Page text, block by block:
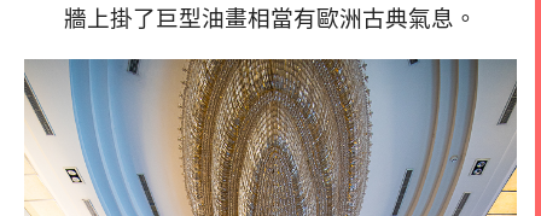
牆上掛了巨型油畫相當有歐洲古典氣息。